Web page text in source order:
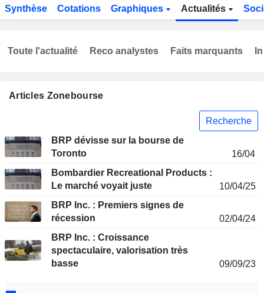
Synthèse Cotations Graphiques Actualités
Articles Zonebourse
Recherche
BRP dévisse sur la bourse de
Toronto
16/04
Bombardier Recreational Products :
Le marché voyait juste
10/04/25
BRP Inc. : Premiers signes de
récession
02/04/24
BRP Inc. : Croissance
spectaculaire, valorisation très
basse
09/09/23
Toute l'actualité Reco analystes Faits marquants